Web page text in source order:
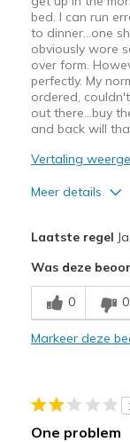
bed. I can run
to dinner…one
obviously wore
over form.
perfectly. My
ordered,
out there…buy
and back will
Vertaling
Meer details
Breathe Well
Comfortable
Casual Wear
Laatste regel
Was deze
0 0
Markeer deze
One problem